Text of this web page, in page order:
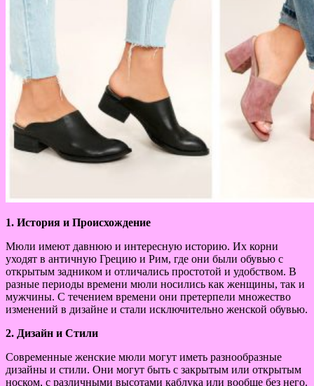
1. История и Происхождение
Мюли имеют давнюю и интересную историю. Их корни
уходят в античную Грецию и Рим, где они были обувью с
открытым задником и отличались простотой и удобством. В
разные периоды времени мюли носились как женщины, так и
мужчины. С течением времени они претерпели множество
изменений в дизайне и стали исключительно женской обувью.
2. Дизайн и Стили
Современные женские мюли могут иметь разнообразные
дизайны и стили. Они могут быть с закрытым или открытым
носком, с различными высотами каблука или вообще без него.